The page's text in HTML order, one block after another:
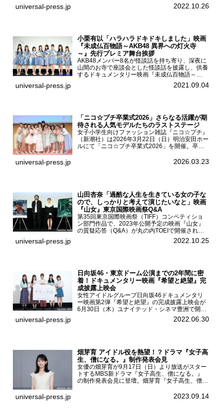
宮山莉渚、中井友望、監督の中川駿が登壇。映画
universal-press.jp 2022.10.26
小栗有以「ハラハラドキドキしました」映画
『未成仏百物語～AKB48 異界への灯火寺
～』先行プレミア舞台挨拶
AKB48メンバー8名が怪談話を持ち寄り、深夜に
山間のお寺で座談会とした怪談話を披露し、供養
するドキュメンタリー映画『未成仏百物語～
AKB48異界への灯火寺～』の先行プレミア舞台
挨拶が東京・ユナイテッド・シネマ豊洲で開催さ
universal-press.jp 2021.09.04
「ニコ☆プチ卒業式2026」さらなる活躍が期
待される人気モデルたちのラストステージ
女子小学生向けファッション雑誌『ニコ☆プチ』
（新潮社）は2026年3月22日（日）明治安田ホー
ルにて「ニコ☆プチ卒業式2026」を開催。卒業
ん、末永ひなた、高梨琴乃、土井ありさ、藤田蒼
universal-press.jp 2026.03.23
山田杏奈「過酷な人生を生きている女の子な
ので、しっかりと考えて演じたいなと」映画
『山女』東京国際映画祭Q&A
第35回東京国際映画祭（TIFF）コンペティショ
ン部門作品で、2023年公開予定の映画『山女』
の質疑応答（Q&A）が丸の内TOEIで開催され、
主演を務めた女優の山田杏奈、監督の福永壮志が
登壇。本作について語った。映画『山女』第35
universal-press.jp 2022.10.25
日向坂46・東京ドーム公演までの2年間に密
着！ドキュメンタリー映画『希望と絶望』完
成披露上映会
女性アイドルグループ日向坂46ドキュメンタリ
ー映画第2弾『希望と絶望』の完成披露上映会が
6月30日（木）ユナイテッド・シネマ豊洲で開催
され、日向坂46メンバーの加藤史帆、齊藤京
子、佐々木久美、富田鈴花、松田好花の5人が登
universal-press.jp 2022.06.30
畑芽育 アイドル役を熱望！？ドラマ『女子高
生、僧になる。』制作発表会見
女優の畑芽育が9月17日（日）より放送がスター
トするMBS新ドラマ『女子高生、僧になる。』
の制作発表会見に登壇。畑芽育『女子高生、僧に
ーについて「下白石麦は頭にビックリマークと、
universal-press.jp 2023.09.14